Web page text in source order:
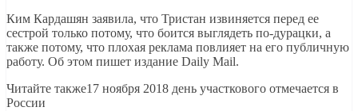
Ким Кардашян заявила, что Тристан извиняется перед ее
сестрой только потому, что боится выглядеть по-дурацки, а
также потому, что плохая реклама повлияет на его публичную
работу. Об этом пишет издание Daily Mail.
Читайте также17 ноября 2018 день участкового отмечается в
России